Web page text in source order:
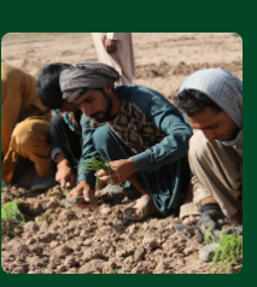
ចាប់ផ្តើម​ដំបូង​ចេញពីអង្ករ​
១០កំប៉ុង ឬមានទម្ងន់​ប្រហែល​បី
គីឡូក្រាម រហូតមកដល់ឆ្នាំ​
២០២៦នេះ អាច​លក់នំបាន​ពី៤
០០០ ទៅ​៨០០០នំ​ គិតជាប្រាក់
ចំណូលសរុបបានពីបីលានដល់​
ប្រាំបីលានរៀល​ក្នុងមួយថ្ងៃ​។ អ្នក
ស្រី ថ្លុង ថាន ម្ចាស់ហាង​យីហោ